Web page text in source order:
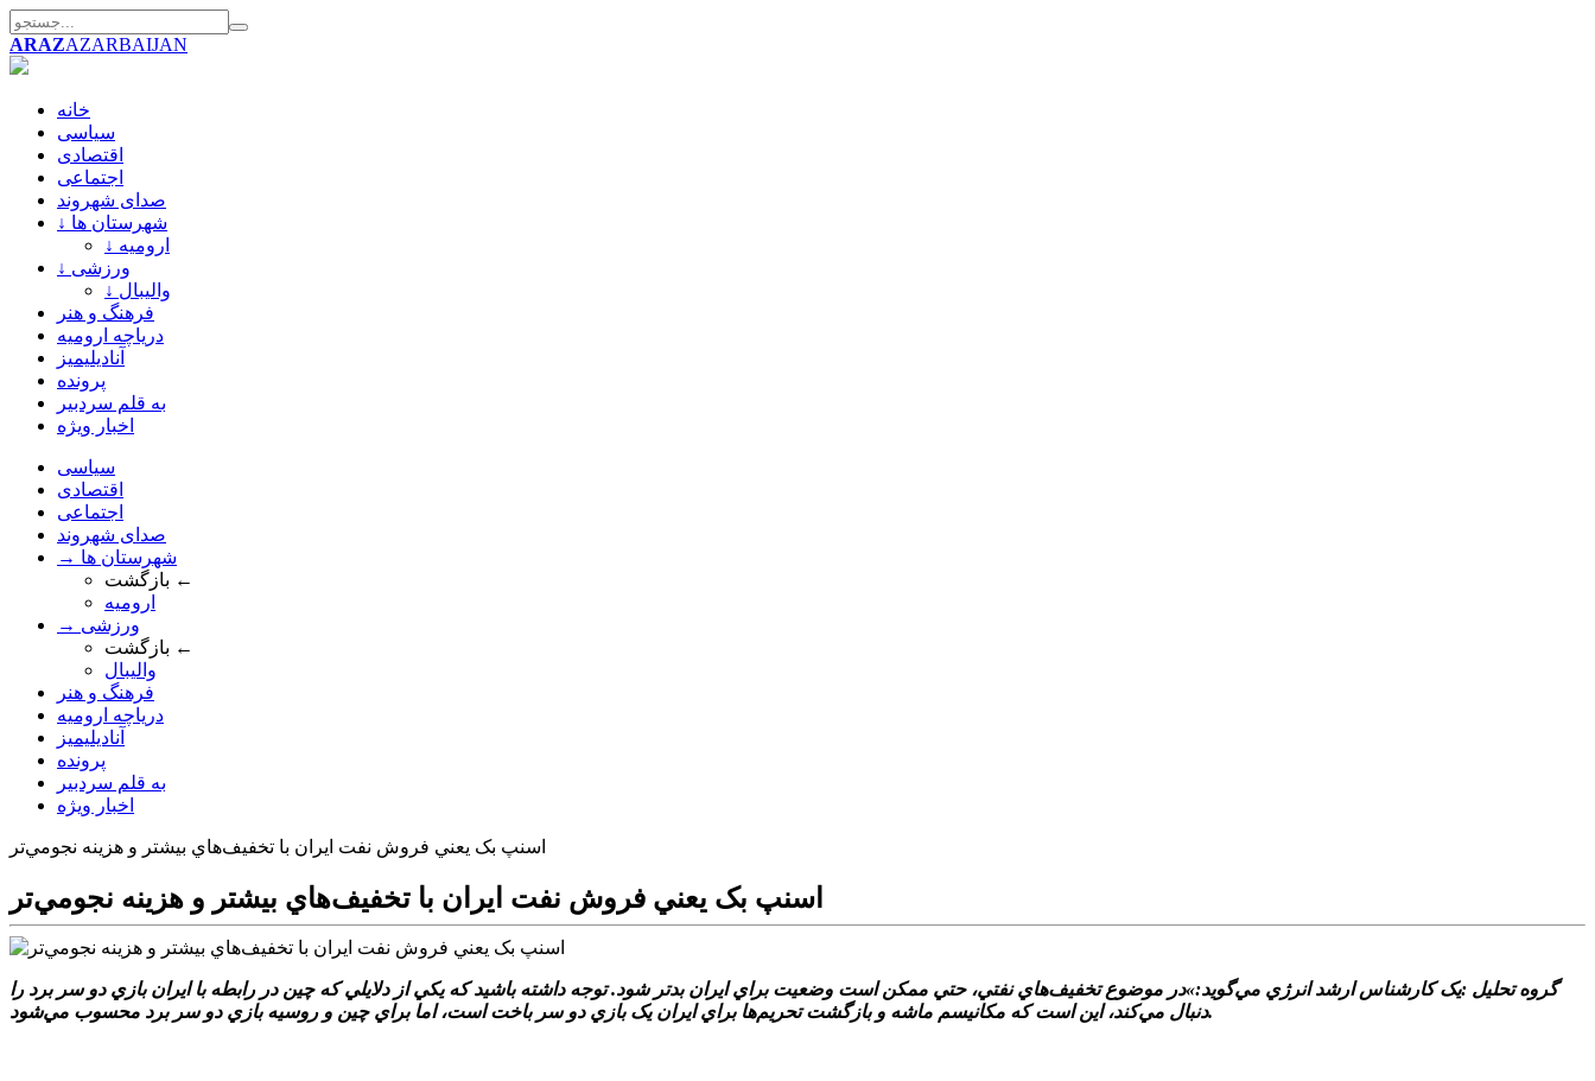
ARAZAZARBAIJAN
خانه
سیاسی
اقتصادی
اجتماعی
صدای شهروند
↓ شهرستان ها
↓ ارومیه
↓ ورزشی
↓ والیبال
فرهنگ و هنر
دریاچه ارومیه
آنادیلیمیز
پرونده
به قلم سردبیر
اخبار ویژه
سیاسی
اقتصادی
اجتماعی
صدای شهروند
→ شهرستان ها
بازگشت ←
ارومیه
→ ورزشی
بازگشت ←
والیبال
فرهنگ و هنر
دریاچه ارومیه
آنادیلیمیز
پرونده
به قلم سردبیر
اخبار ویژه
اسنپ بک يعني فروش نفت ايران با تخفيف‌هاي بيشتر و هزينه نجومي‌تر
اسنپ بک يعني فروش نفت ايران با تخفيف‌هاي بيشتر و هزينه نجومي‌تر
گروه تحليل :يک کارشناس ارشد انرژي مي‌گويد:»در موضوع تخفيف‌هاي نفتي، حتي ممکن است وضعيت براي ايران بدتر شود. توجه داشته باشيد که يکي از دلايلي که چين در رابطه با ايران بازي دو سر برد را
دنبال مي‌کند، اين است که مکانيسم ماشه و بازگشت تحريم‌ها براي ايران يک بازي دو سر باخت است، اما براي چين و روسيه بازي دو سر برد محسوب مي‌شود.